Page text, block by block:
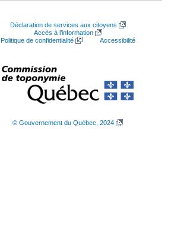
Déclaration de services aux citoyens
Accès à l’information
Politique de confidentialité
Accessibilité
© Gouvernement du Québec, 2024